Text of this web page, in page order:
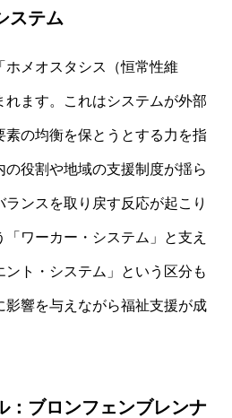
ステム
メオスタシス（恒常性維
ます。これはシステムが外部
素の均衡を保とうとする力を指
の役割や地域の支援制度が揺ら
ランスを取り戻す反応が起こり
ワーカー・システム」と支え
ント・システム」という区分も
影響を与えながら福祉支援が成
：ブロンフェンブレンナ